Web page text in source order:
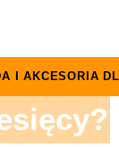
I AKCESORIA